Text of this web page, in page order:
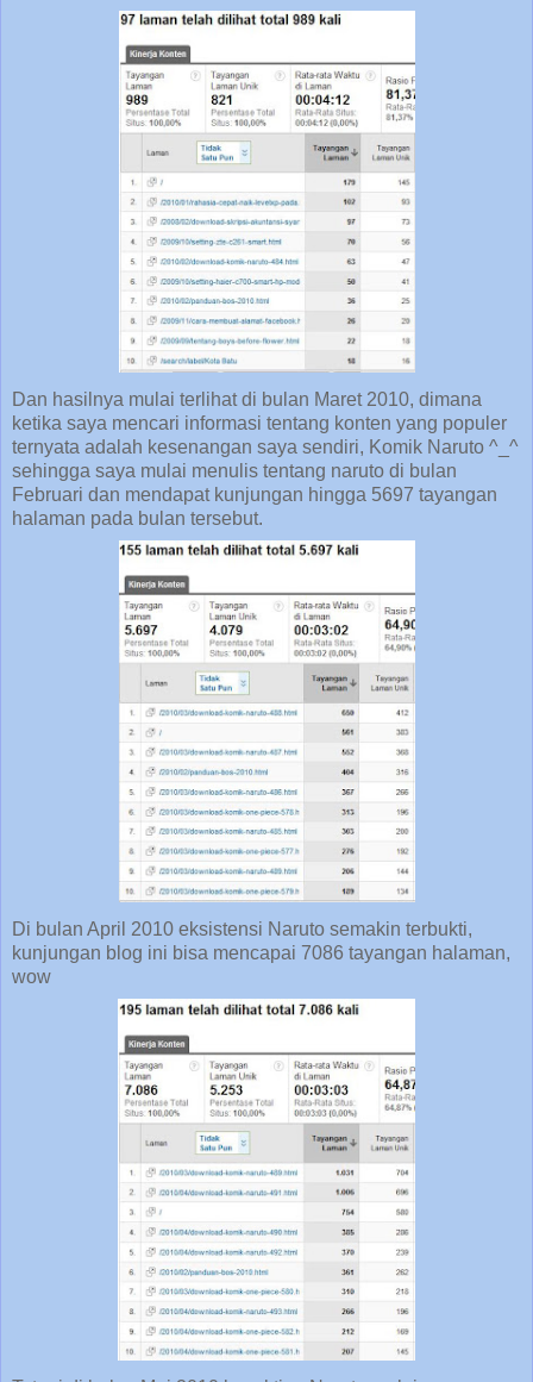
Dan hasilnya mulai terlihat di bulan Maret 2010, dimana
ketika saya mencari informasi tentang konten yang populer
ternyata adalah kesenangan saya sendiri, Komik Naruto ^_^
sehingga saya mulai menulis tentang naruto di bulan
Februari dan mendapat kunjungan hingga 5697 tayangan
halaman pada bulan tersebut.
Di bulan April 2010 eksistensi Naruto semakin terbukti,
kunjungan blog ini bisa mencapai 7086 tayangan halaman,
wow